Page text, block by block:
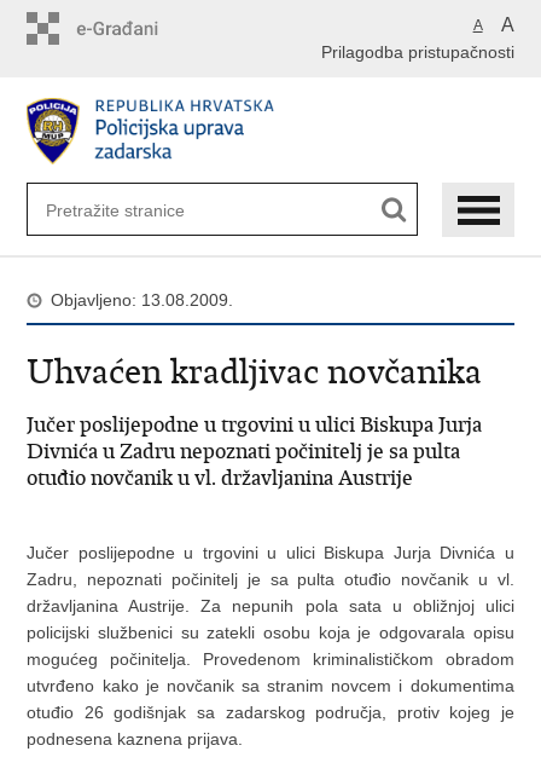
A A
Prilagodba pristupačnosti
Objavljeno: 13.08.2009.
Uhvaćen kradljivac novčanika
Jučer poslijepodne u trgovini u ulici Biskupa Jurja
Divnića u Zadru nepoznati počinitelj je sa pulta
otuđio novčanik u vl. državljanina Austrije
Jučer poslijepodne u trgovini u ulici Biskupa Jurja Divnića u
Zadru, nepoznati počinitelj je sa pulta otuđio novčanik u vl.
državljanina Austrije. Za nepunih pola sata u obližnjoj ulici
policijski službenici su zatekli osobu koja je odgovarala opisu
mogućeg počinitelja. Provedenom kriminalističkom obradom
utvrđeno kako je novčanik sa stranim novcem i dokumentima
otuđio 26 godišnjak sa zadarskog područja, protiv kojeg je
podnesena kaznena prijava.